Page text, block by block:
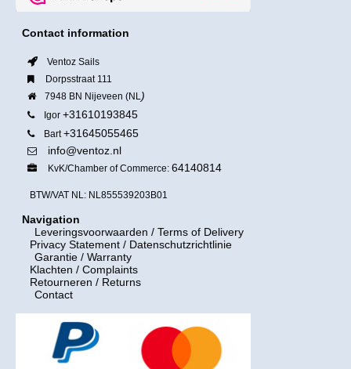
Contact information
Ventoz Sails
Dorpsstraat 111
7948 BN Nijeveen (NL )
Igor +31610193845
Bart+31645055465
info@ventoz.nl
KvK/Chamber of Commerce: 64140814
BTW/VAT NL: NL855539203B01
Navigation
Leveringsvoorwaarden / Terms of Delivery
Privacy Statement / Datenschutzrichtlinie
Garantie / Warranty
Klachten / Complaints
Retourneren / Returns
Contact